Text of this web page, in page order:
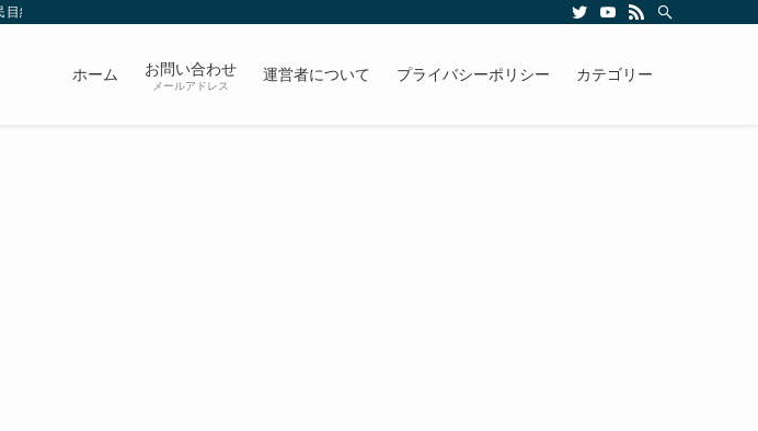
線で発信していきます。
ホーム お問い合わせ
メールアドレス
運営者について プライバシーポリシー カテゴリー